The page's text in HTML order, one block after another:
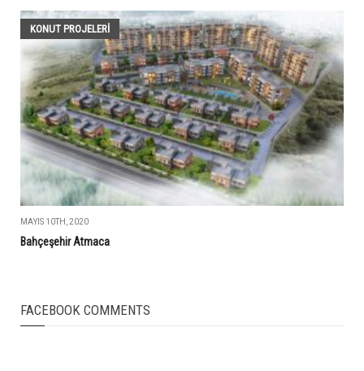
KONUT PROJELERI
MAYIS 10TH, 2020
Bahçeşehir Atmaca
FACEBOOK COMMENTS